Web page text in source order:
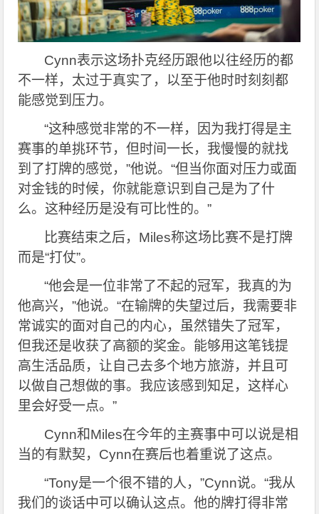
Cynn表示这场扑克经历跟他以往经历的都
不一样，太过于真实了，以至于他时时刻刻都
能感觉到压力。
“这种感觉非常的不一样，因为我打得是主
赛事的单挑环节，但时间一长，我慢慢的就找
到了打牌的感觉，”他说。“但当你面对压力或面
对金钱的时候，你就能意识到自己是为了什
么。这种经历是没有可比性的。”
比赛结束之后，Miles称这场比赛不是打牌
而是“打仗”。
“他会是一位非常了不起的冠军，我真的为
他高兴，”他说。“在输牌的失望过后，我需要非
常诚实的面对自己的内心，虽然错失了冠军，
但我还是收获了高额的奖金。能够用这笔钱提
高生活品质，让自己去多个地方旅游，并且可
以做自己想做的事。我应该感到知足，这样心
里会好受一点。”
Cynn和Miles在今年的主赛事中可以说是相
当的有默契，Cynn在赛后也着重说了这点。
“Tony是一个很不错的人，”Cynn说。“我从
我们的谈话中可以确认这点。他的牌打得非常